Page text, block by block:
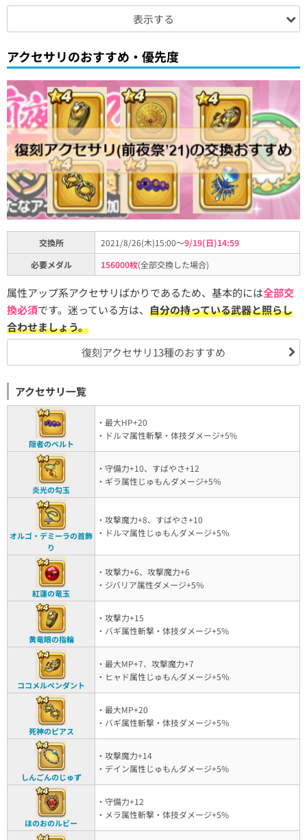
表示する
アクセサリのおすすめ・優先度
交換所 2021/8/26(木)15:00～9/19(日)14:59
必要メダル
156000枚(全部交換した場合)
属性アップ系アクセサリばかりであるため、基本的には全部交
換必須です。迷っている方は、 自分の持っている武器と照らし
合わせましょう。
復刻アクセサリ13種のおすすめ
アクセサリ一覧
隠者のベルト
・最大HP+20
・ドルマ属性斬撃・体技ダメージ+5%
炎光の勾玉
・守備力+10、すばやさ+12
・ギラ属性じゅもんダメージ+5％
オルゴ・デミーラの首飾
り
・攻撃魔力+8、すばやさ+10
・ドルマ属性じゅもんダメージ+5％
紅蓮の竜玉
・攻撃力+6、攻撃魔力+6
・ジバリア属性ダメージ+5％
黄竜眼の指輪
・攻撃力+15
・バギ属性斬撃・体技ダメージ+5%
ココメルペンダント
・最大MP+7、攻撃魔力+7
・ヒャド属性じゅもんダメージ+5％
死神のピアス
・最大MP+20
・バギ属性斬撃・体技ダメージ+5％
しんごんのじゅず
・攻撃魔力+14
・デイン属性じゅもんダメージ+5%
ほのおのルビー
・守備力+12
・メラ属性斬撃・体技ダメージ+5%